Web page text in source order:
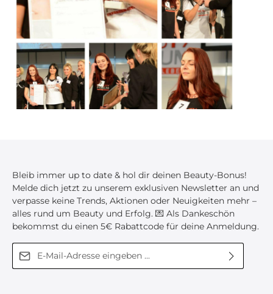
Bleib immer up to date & hol dir deinen Beauty-Bonus!
Melde dich jetzt zu unserem exklusiven Newsletter an und
verpasse keine Trends, Aktionen oder Neuigkeiten mehr –
alles rund um Beauty und Erfolg. 💌 Als Dankeschön
bekommst du einen 5€ Rabattcode für deine Anmeldung.
E-Mail-Adresse*